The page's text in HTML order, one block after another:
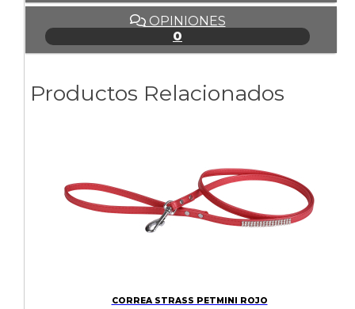
OPINIONES
0
Productos Relacionados
CORREA STRASS PETMINI ROJO